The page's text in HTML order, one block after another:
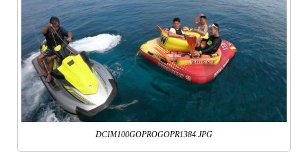
DCIM100GOPROGOPR1384.JPG